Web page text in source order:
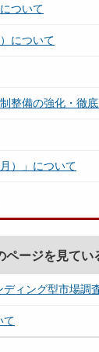
ついて
について
整備の強化・徹
）」について
ページを見て
ィング型市場調
て